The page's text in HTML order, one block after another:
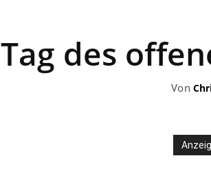
Tag des
Von